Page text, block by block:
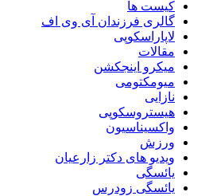
کیست ها
گالری فرزندان آی وی اف
لاپاراسکوپی
مقالات
میکرو اینجکشن
میومکتومی
نازایی
هیستروسکوپی
واکسیناسیون
ورزش
ویدیو های دکتر زارعیان
یائسگی
یائسگی زودرس